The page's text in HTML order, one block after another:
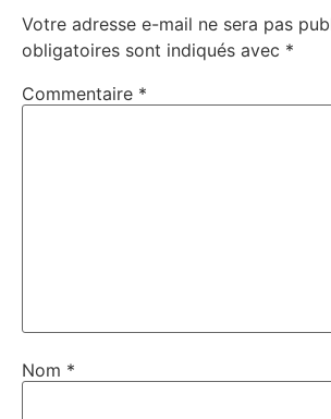
Votre adresse e-mail ne sera pas
obligatoires sont indiqués avec *
Commentaire *
Nom *